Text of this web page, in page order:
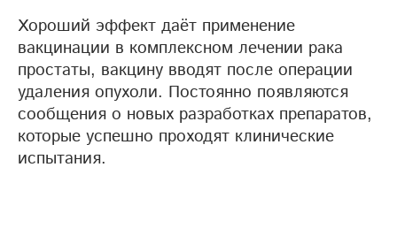
Хороший эффект даёт применение
вакцинации в комплексном лечении рака
простаты, вакцину вводят после операции
удаления опухоли. Постоянно появляются
сообщения о новых разработках препаратов,
которые успешно проходят клинические
испытания.